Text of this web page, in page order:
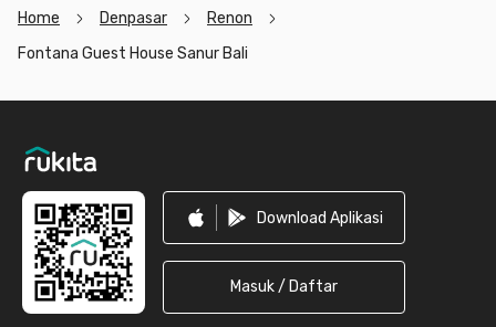
Home Denpasar
Renon
Fontana Guest House Sanur Bali
Download Aplikasi
Masuk / Daftar